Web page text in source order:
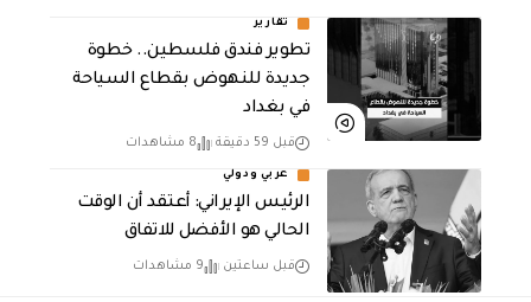
تقارير
تطوير فندق فلسطين.. خطوة
جديدة للنهوض بقطاع السياحة
في بغداد
قبل 59 دقيقة 8 مشاهدات
عربي ودولي
الرئيس الإيراني: أعتقد أن الوقت
الحالي هو الأفضل للاتفاق
قبل ساعتين 9 مشاهدات